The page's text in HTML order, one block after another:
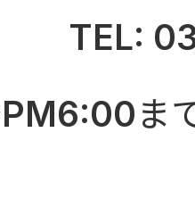
TEL:
ま